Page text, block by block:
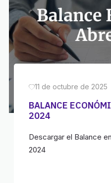
11 de octubre de 2025
BALANCE
2024
Descargar el Balance
2024